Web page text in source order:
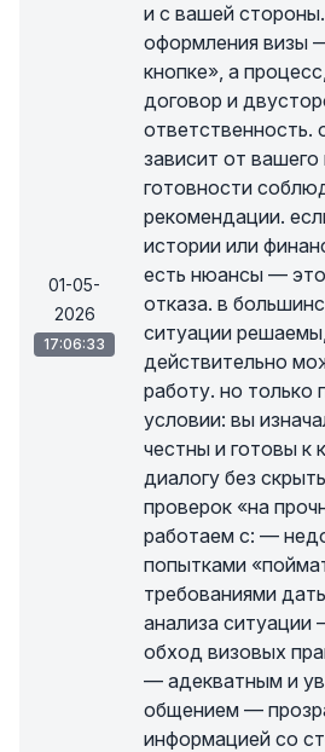
01-05-
2026
17:06:33
и с вашей
оформления визы
кнопке», а
договор и
ответственность.
зависит от
готовности
рекомендации.
истории или
есть нюансы —
отказа. в
ситуации
действительно
работу. но
условии: вы
честны и готовы к
диалогу без
проверок «на
работаем с: —
попытками
требованиями
анализа ситуации
обход визовых
— адекватным и
общением —
информацией со